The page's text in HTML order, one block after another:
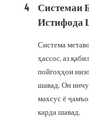
4
Системаи
Истифода
Система
ҳассос, аз
пойгоҳҳои
шавад. Он
махсус ё
карда шавад.